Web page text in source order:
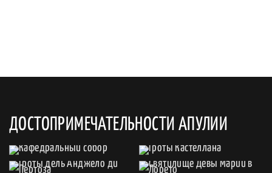
ДОСТОПРИМЕЧАТЕЛЬНОСТИ АПУЛИИ